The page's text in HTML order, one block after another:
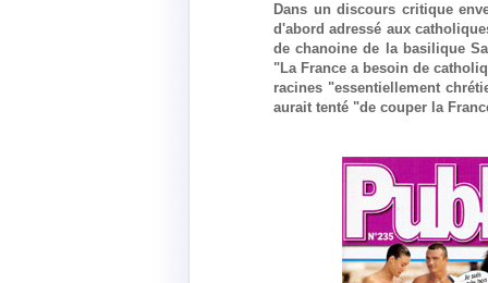
Dans un discours critique
d'abord adressé aux
de chanoine de la basilique
"La France a besoin de
racines "essentiellement
aurait tenté "de couper la